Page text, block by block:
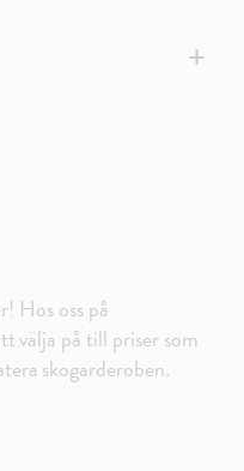
+
Hos oss på
välja på till priser som
skogarderoben.